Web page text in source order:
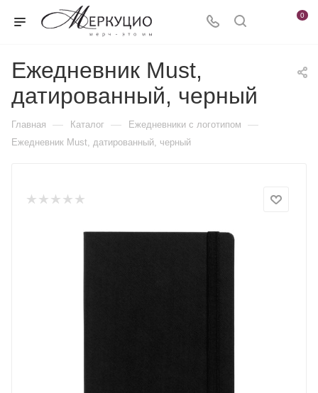
0
Ежедневник Must,
датированный, черный
Главная — Каталог — Ежедневники c логотипом —
Ежедневник Must, датированный, черный